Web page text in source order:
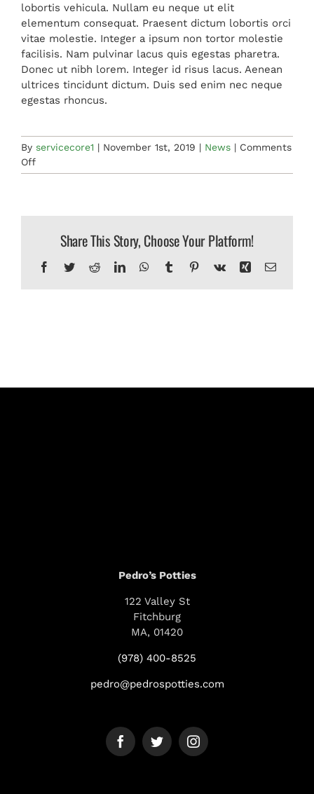
lobortis vehicula. Nullam eu neque ut elit
elementum consequat. Praesent dictum lobortis orci
vitae molestie. Integer a ipsum non tortor molestie
facilisis. Nam pulvinar lacus quis egestas pharetra.
Donec ut nibh lorem. Integer id risus lacus. Aenean
ultrices tincidunt dictum. Duis sed enim nec neque
egestas rhoncus.
By servicecore1 | November 1st, 2019 | News | Comments
Offon
Top
Share This Story, Choose Your Platform!
Facebook
TwitterRedditLinkedInWhatsApp
TumblrPinterest
Vk Xing Email
Pedro’s Potties
122 Valley St
Fitchburg
MA, 01420
(978) 400-8525
pedro@pedrospotties.com